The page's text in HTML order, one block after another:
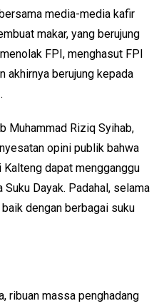
media-media kafir
makar, yang berujung
FPI, menghasut FPI
akhirnya berujung kepada
Muhammad Riziq Syihab,
opini publik bahwa
dapat mengganggu
Dayak. Padahal, selama
dengan berbagai suku
ribuan massa penghadang